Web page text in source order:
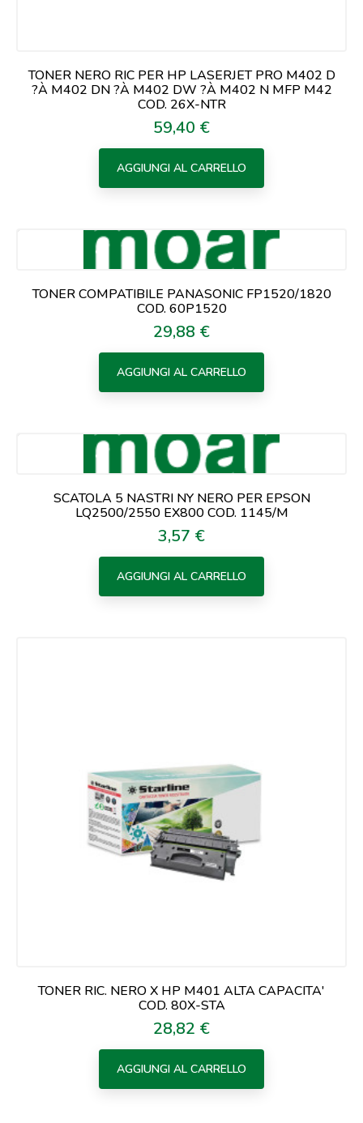
TONER NERO RIC PER HP LASERJET PRO M402 D
?À M402 DN ?À M402 DW ?À M402 N MFP M42
COD. 26X-NTR
Prezzo
59,40 €
AGGIUNGI AL CARRELLO
TONER COMPATIBILE PANASONIC FP1520/1820
COD. 60P1520
Prezzo
29,88 €
AGGIUNGI AL CARRELLO
SCATOLA 5 NASTRI NY NERO PER EPSON
LQ2500/2550 EX800 COD. 1145/M
Prezzo
3,57 €
AGGIUNGI AL CARRELLO
TONER RIC. NERO X HP M401 ALTA CAPACITA'
COD. 80X-STA
Prezzo
28,82 €
AGGIUNGI AL CARRELLO